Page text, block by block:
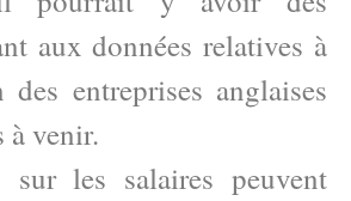
aux données relatives à
entreprises anglaises
à venir.
sur les salaires peuvent